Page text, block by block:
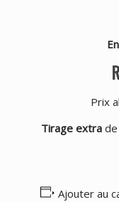
Prix
Tirage extra
Ajouter au